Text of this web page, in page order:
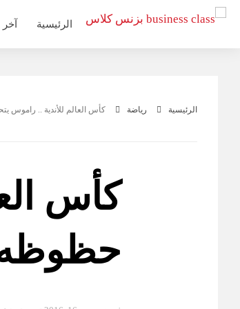
التجاوز
الرئيسية آخر
الرئيسية رياضة كأس العالم للأندية .. راموس
كأس
حظوظه